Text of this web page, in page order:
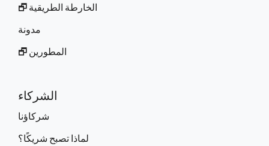
الخارطة الطريقية 🗗
مدونة
المطورين 🗗
الشركاء
شركاؤنا
لماذا تصبح شريكًا؟